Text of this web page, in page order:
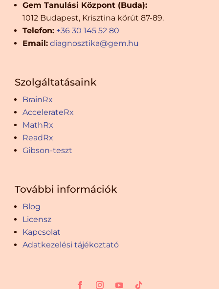
Gem Tanulási Központ (Buda):
1012 Budapest, Krisztina körút 87-89.
Telefon: +36 30 145 52 80
Email: diagnosztika@gem.hu
Szolgáltatásaink
BrainRx
AccelerateRx
MathRx
ReadRx
Gibson-teszt
További információk
Blog
Licensz
Kapcsolat
Adatkezelési tájékoztató